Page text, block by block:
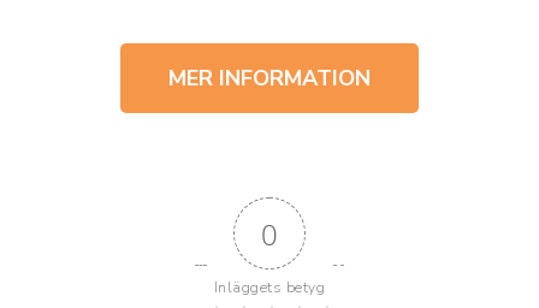
MER INFORMATION
0
Inläggets betyg